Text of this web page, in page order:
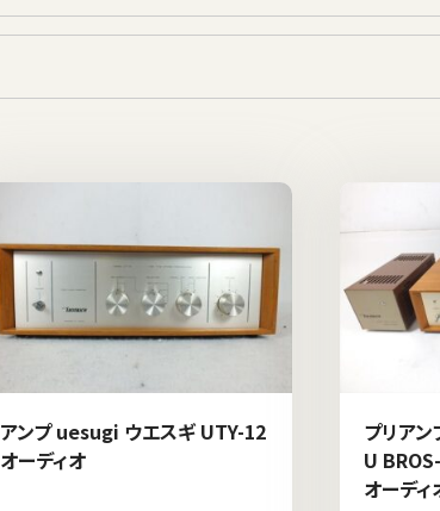
アンプ uesugi ウエスギ UTY-12
オーディオ
プリア
U
オーディ